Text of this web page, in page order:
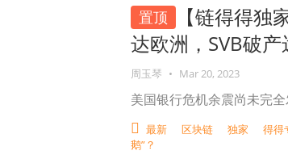
置顶
【链得得独
达欧洲，SVB破
周玉琴 • Mar 20, 2023
美国银行危机余震尚未完
最新 区块链 独家
得得
鹅”？